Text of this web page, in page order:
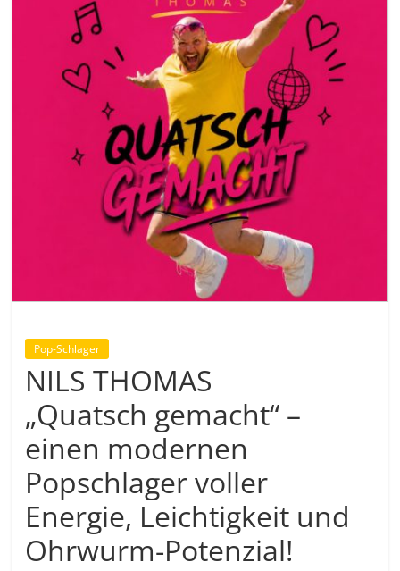
Pop-Schlager
NILS THOMAS
„Quatsch gemacht“ –
einen modernen
Popschlager voller
Energie, Leichtigkeit und
Ohrwurm-Potenzial!